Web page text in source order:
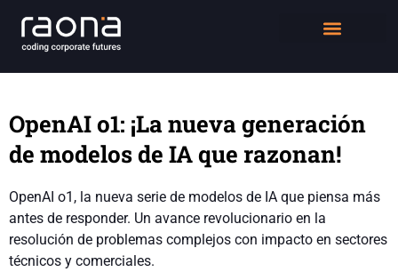
OpenAI o1: ¡La nueva generación
de modelos de IA que razonan!
OpenAI o1, la nueva serie de modelos de IA que piensa más
antes de responder. Un avance revolucionario en la
resolución de problemas complejos con impacto en sectores
técnicos y comerciales.